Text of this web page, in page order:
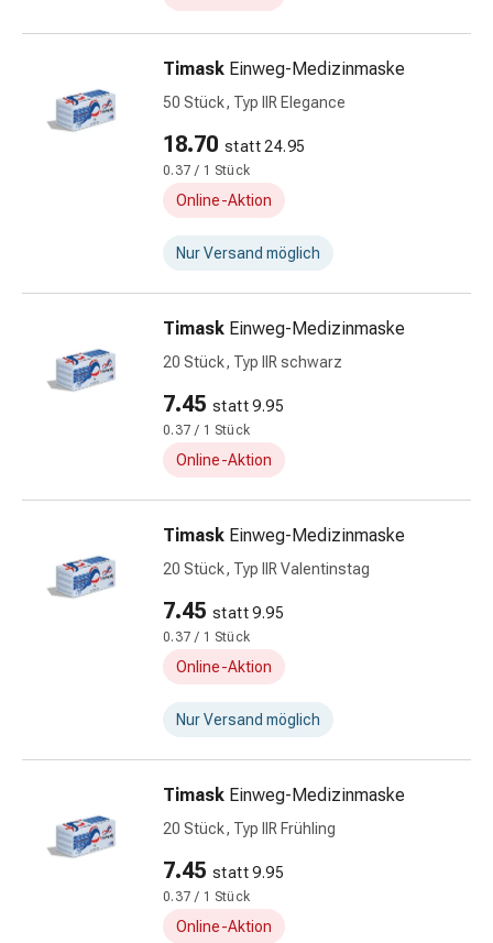
Insektenschutz
Zecken
Mückenschutz
Wurmmittel
Zeckenpinzetten
Rezeptpflichtige
Medikamente
Intimbeschwerden
Menstruation
Wechseljahre
Scheideninfektionen
Mineralstoffe
Vitamine
Mineralstoffe
Mundgesundheit
Kariesprophylaxen
Trockener
Munddesinfektionsmittel
Aphten
Mundbeschwerden
Timask Einweg-Medizinmaske
50 Stück, Typ IIR Elegance
18.70 statt 24.95
0.37 / 1 Stück
Online-Aktion
Nur Versand möglich
Timask Einweg-Medizinmaske
20 Stück, Typ IIR schwarz
7.45 statt 9.95
0.37 / 1 Stück
Online-Aktion
Timask Einweg-Medizinmaske
20 Stück, Typ IIR Valentinstag
7.45 statt 9.95
0.37 / 1 Stück
Online-Aktion
Nur Versand möglich
Timask Einweg-Medizinmaske
20 Stück, Typ IIR Frühling
7.45 statt 9.95
0.37 / 1 Stück
Online-Aktion